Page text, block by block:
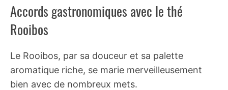
Accords gastronomiques avec le thé
Rooibos
Le Rooibos, par sa douceur et sa palette
aromatique riche, se marie merveilleusement
bien avec de nombreux mets.